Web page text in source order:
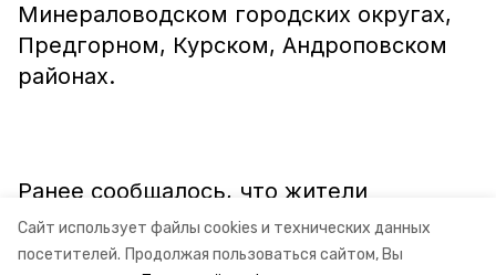
Сайт использует файлы cookies и технических данных
посетителей. Продолжая пользоваться сайтом, Вы
Минераловодском городских округах,
Предгорном, Курском, Андроповском
районах.
Ранее сообщалось, что жители
Новоселицкого районавыбрали
объектыблагоустройства на 2019 год.